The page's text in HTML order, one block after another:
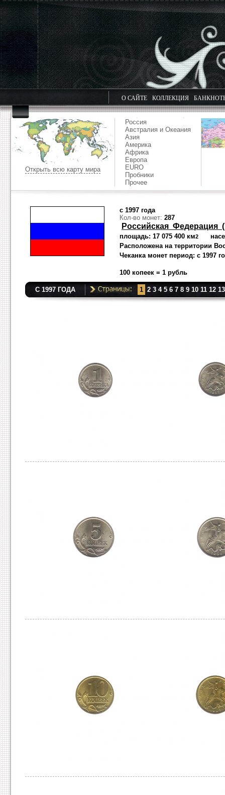
О САЙТЕ КОЛЛЕКЦИЯ
Открыть всю карту мира
Россия
Австралия и Океания
Азия
Америка
Африка
Европа
EURO
Пробники
Прочее
с 1997 года
Кол-во монет: 287
Российская Федерация
площадь: 17 075 400 км2
Расположена на территории
Чеканка монет период: с 1997
100 копеек = 1 рубль
С 1997 ГОДА 1 2 3 4 5 6 7 8 9 10 11 12 13